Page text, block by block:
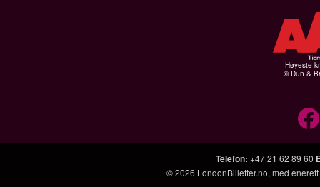
Høyeste
© Dun &
Telefon: +47 21 62 89 60
© 2026 LondonBilletter.no, med